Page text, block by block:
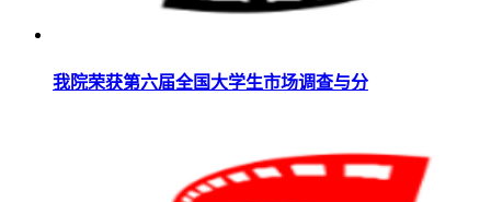
我院荣获第六届全国大学生市场调查与分